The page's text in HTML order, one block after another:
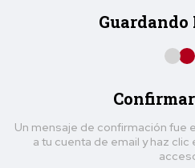
Guardando
Un mensaje de confirmación fue
a tu cuenta de email y haz